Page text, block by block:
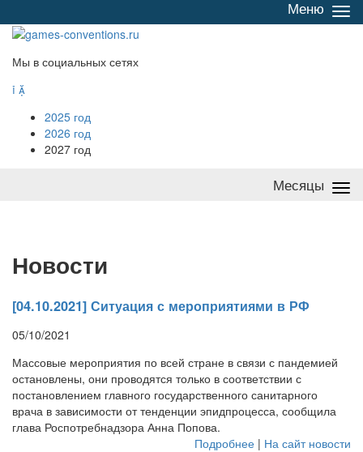
/
Меню
Мы в социальных сетях
 
2025 год
2026 год
2027 год
Месяцы
Новости
[04.10.2021] Ситуация с мероприятиями в РФ
05/10/2021
Массовые мероприятия по всей стране в связи с пандемией
остановлены, они проводятся только в соответствии с
постановлением главного государственного санитарного
врача в зависимости от тенденции эпидпроцесса, сообщила
глава Роспотребнадзора Анна Попова.
Подробнее | На сайт новости